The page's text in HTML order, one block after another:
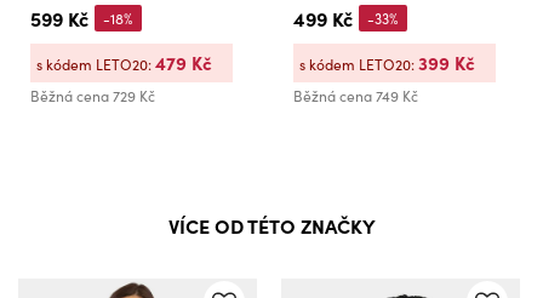
599 Kč
Běžná cena729 Kč
-18%
s kódem LETO20:479 Kč
499 Kč
Běžná cena749 Kč
-33%
s kódem LETO20:399 Kč
VÍCE OD TÉTO ZNAČKY